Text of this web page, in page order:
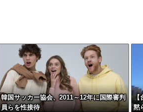
韓国サッカー協会、2011～12年に国際審判
員らを性接待
【
黙